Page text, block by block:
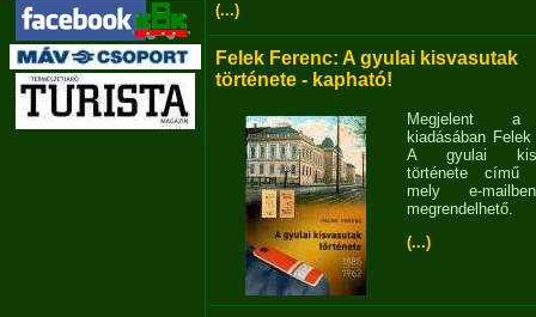
(...)
Felek Ferenc: A gyulai kisvasutak
története - kapható!
Megjelent
kiadásában
A gyulai
története című
mely e-
megrendelhető.
(...)